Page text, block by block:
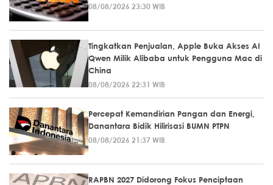
08/08/2026 23:30 WIB
Tingkatkan Penjualan, Apple Buka Akses AI
Qwen Milik Alibaba untuk Pengguna Mac di
China
08/08/2026 22:31 WIB
Percepat Kemandirian Pangan dan Energi,
Danantara Bidik Hilirisasi BUMN PTPN
08/08/2026 21:37 WIB
RAPBN 2027 Didorong Fokus Penciptaan